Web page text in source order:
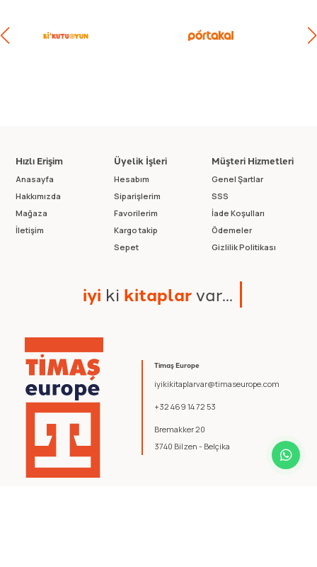
Timaş Europe
iyikikitaplarvar@timaseurope.com
+32 469 14 72 53
Bremakker 20
3740 Bilzen - Belçika
Hızlı Erişim
Anasayfa
Hakkımızda
Mağaza
İletişim
Üyelik İşleri
Hesabım
Siparişlerim
Favorilerim
Kargo takip
Sepet
Müşteri Hizmetleri
Genel Şartlar
SSS
İade Koşulları
Ödemeler
Gizlilik Politikası
iyi ki kitaplarvar...